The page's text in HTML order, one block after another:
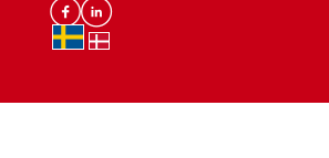
Lomax DK Facebook
Lomax SE LinkIn
sv-SEda-DK